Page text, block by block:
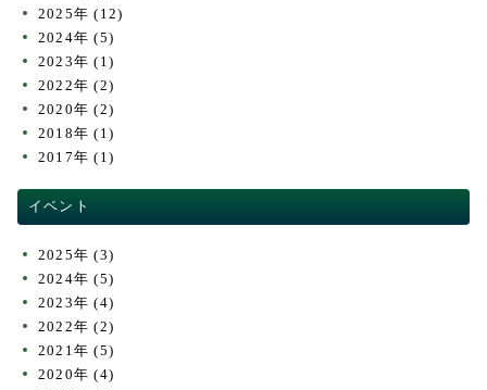
2025年 (12)
2024年 (5)
2023年 (1)
2022年 (2)
2020年 (2)
2018年 (1)
2017年 (1)
イベント
2025年 (3)
2024年 (5)
2023年 (4)
2022年 (2)
2021年 (5)
2020年 (4)